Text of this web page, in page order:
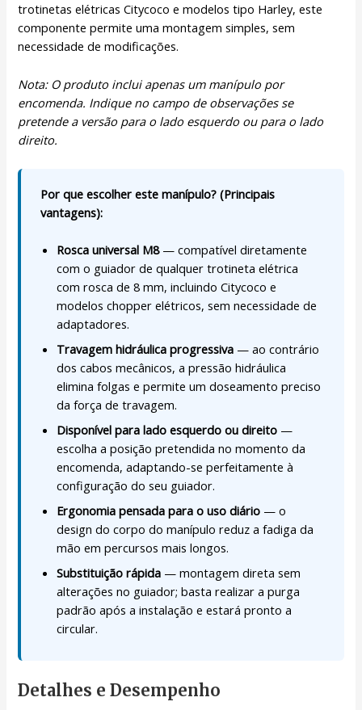
trotinetas elétricas Citycoco e modelos tipo Harley, este
componente permite uma montagem simples, sem
necessidade de modificações.
Nota: O produto inclui apenas um manípulo por
encomenda. Indique no campo de observações se
pretende a versão para o lado esquerdo ou para o lado
direito.
Por que escolher este manípulo? (Principais
vantagens):
Rosca universal M8— compatível diretamente
com o guiador de qualquer trotineta elétrica
com rosca de 8 mm, incluindo Citycoco e
modelos chopper elétricos, sem necessidade de
adaptadores.
Travagem hidráulica progressiva — ao contrário
dos cabos mecânicos, a pressão hidráulica
elimina folgas e permite um doseamento preciso
da força de travagem.
Disponível para lado esquerdo ou direito —
escolha a posição pretendida no momento da
encomenda, adaptando-se perfeitamente à
configuração do seu guiador.
Ergonomia pensada para o uso diário — o
design do corpo do manípulo reduz a fadiga da
mão em percursos mais longos.
Substituição rápida — montagem direta sem
alterações no guiador; basta realizar a purga
padrão após a instalação e estará pronto a
circular.
Detalhes e Desempenho